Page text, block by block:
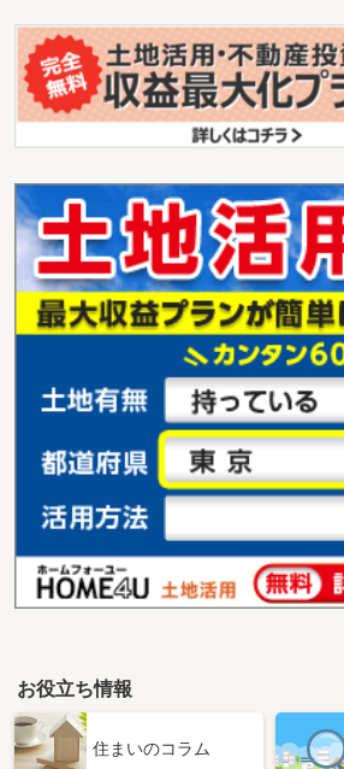
お役立ち情報
住まいのコラム